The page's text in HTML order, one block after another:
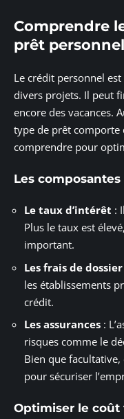
Comprendre
prêt personnel
Le crédit personnel
divers projets. Il peut
encore des vacances.
type de prêt comporte
comprendre pour
Les
Le taux d’intérêt :
Plus le taux est
important.
Les frais de dossier
les établissements
crédit.
Les assurances :
risques comme le
Bien que
pour sécuriser
Optimiser le